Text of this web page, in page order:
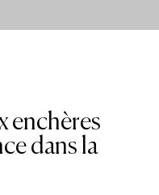
enchères
dans la